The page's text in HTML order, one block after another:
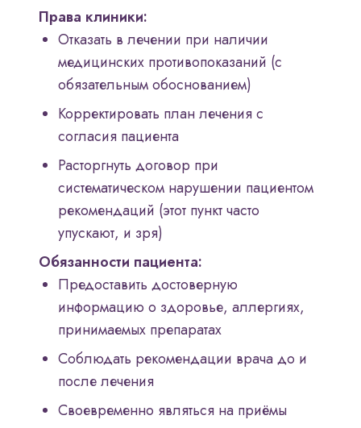
Права клиники:
Отказать в лечении при наличии
медицинских противопоказаний (с
обязательным обоснованием)
Корректировать план лечения с
согласия пациента
Расторгнуть договор при
систематическом нарушении пациентом
рекомендаций (этот пункт часто
упускают, и зря)
Обязанности пациента:
Предоставить достоверную
информацию о здоровье, аллергиях,
принимаемых препаратах
Соблюдать рекомендации врача до и
после лечения
Своевременно являться на приёмы